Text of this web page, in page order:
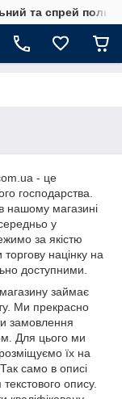
та спрей полив,
- це
господарства.
нашому магазині
у
за якістю
націнку на
доступними.
займає
Ми прекрасно
замовлення
Для цього ми
їх на
Так само в описі
опису.